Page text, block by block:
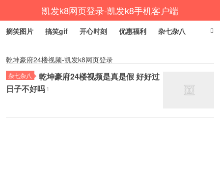
凯发k8网页登录-凯发k8手机客户端
摘笑图片 搞笑gif 开心时刻 优惠福利 杂七杂八
乾坤豪府24楼视频-凯发k8网页登录
杂七杂八
乾坤豪府24楼视频是真是假 好好过
日子不好吗1